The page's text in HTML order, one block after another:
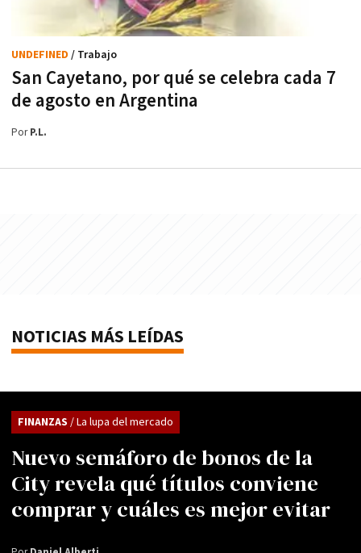
San Cayetano, por qué se celebra cada 7
de agosto en Argentina
UNDEFINED / Trabajo
PorP.L.
NOTICIAS MÁS LEÍDAS
Nuevo semáforo de bonos de la
City revela qué títulos conviene
comprar y cuáles es mejor evitar
FINANZAS / La lupa del mercado